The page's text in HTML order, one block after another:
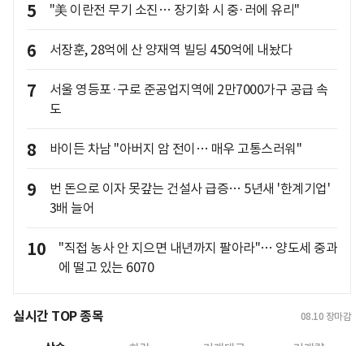
5 "美 이란전 무기 소진… 장기화 시 중·러에 유리"
6 서장훈, 28억에 산 양재역 빌딩 450억에 내놨다
7
서울 영등포·구로 준공업지역에 2만7000가구 공급 속
도
8 바이든 차남 "아버지 암 전이… 매우 고통스러워"
9
번 돈으로 이자 못갚는 건설사 급증… 5년새 '한계기업'
3배 늘어
10
"직접 농사 안 지으면 내년까지 팔아라"… 양도세 중과
에 떨고 있는 6070
실시간 TOP 종목 08.10 장마감